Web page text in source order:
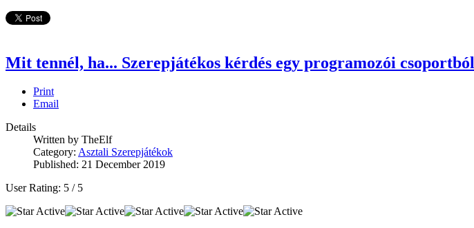
Mit tennél, ha... Szerepjátékos kérdés egy programozói csoportból
Print
Email
Details
Written by TheElf
Category: Asztali Szerepjátékok
Published: 21 December 2019
User Rating: 5 / 5